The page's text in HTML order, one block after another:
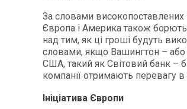
За словами
Європа і Америка також
над тим, як ці гроші будуть
словами, якщо Вашингтон –
США, такий як Світовий банк –
компанії отримають перевагу в
Ініціатива Європи